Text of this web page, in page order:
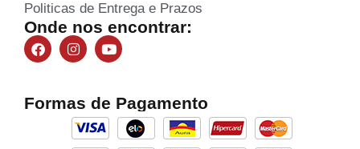
Politicas de Entrega e Prazos
Onde nos encontrar:
Formas de Pagamento